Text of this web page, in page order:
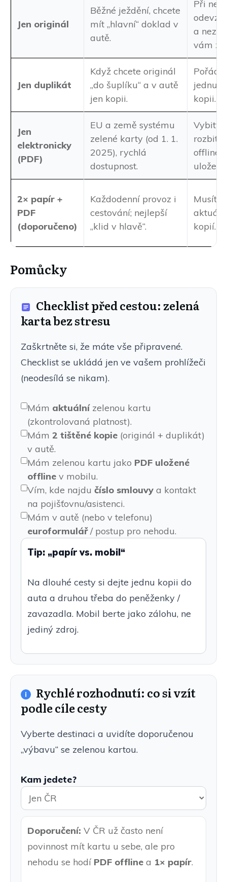
Jen originál
Běžné ježdění, chcete
mít „hlavní“ doklad v
autě.
Při
a
vám
Jen duplikát
Když chcete originál
„do šuplíku“ a v autě
jen kopii.
Pořád
jednu
kopii.
Jen
elektronicky
(PDF)
EU a země systému
zelené karty (od 1. 1.
2025), rychlá
dostupnost.
Vybitý
rozbitý
offline
uložení.
2× papír +
PDF
(doporučeno)
Každodenní provoz i
cestování; nejlepší
„klid v hlavě“.
Musíte
kopií.
Pomůcky
Checklist před cestou: zelená
karta bez stresu
Zaškrtněte si, že máte vše připravené.
Checklist se ukládá jen ve vašem prohlížeči
(neodesílá se nikam).
Mám aktuálnízelenou kartu
(zkontrolovaná platnost).
Mám 2 tištěné kopie (originál + duplikát)
v autě.
Mám zelenou kartu jako PDF uložené
offline v mobilu.
Vím, kde najdu číslo smlouvy a kontakt
na pojišťovnu/asistenci.
Mám v autě (nebo v telefonu)
euroformulář/ postup pro nehodu.
Tip: „papír vs. mobil“
Na dlouhé cesty si dejte jednu kopii do
auta a druhou třeba do peněženky /
zavazadla. Mobil berte jako zálohu, ne
jediný zdroj.
Rychlé rozhodnutí: co si vzít
podle cíle cesty
Vyberte destinaci a uvidíte doporučenou
„výbavu“ se zelenou kartou.
Kam jedete?
Doporučení: V ČR už často není
povinnost mít kartu u sebe, ale pro
nehodu se hodí PDF offline a 1× papír.